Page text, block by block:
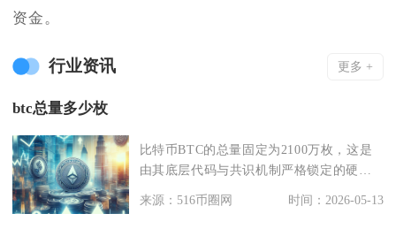
资金。
行业资讯 更多 +
btc总量多少枚
比特币BTC的总量固定为2100万枚，这是
由其底层代码与共识机制严格锁定的硬上
来源：516币圈网 时间：2026-05-13